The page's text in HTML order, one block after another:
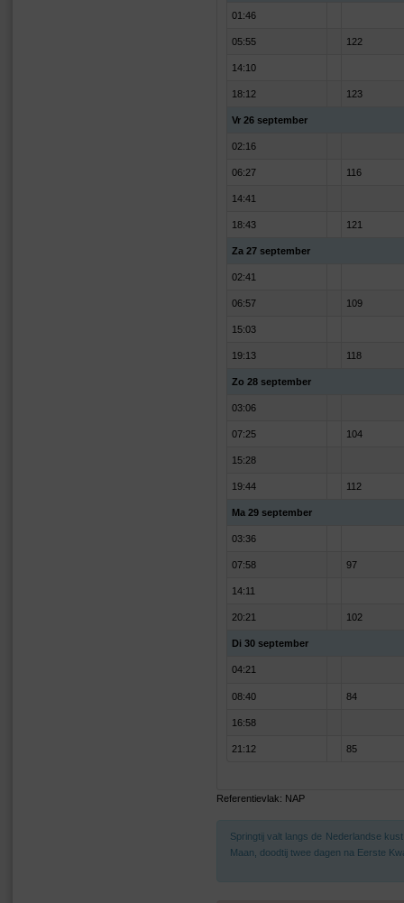
01:46
05:55 122
14:10
18:12 123
Vr 26 september
02:16
06:27 116
14:41
18:43 121
Za 27 september
02:41
06:57 109
15:03
19:13 118
Zo 28 september
03:06
07:25 104
15:28
19:44 112
Ma 29 september
03:36
07:58 97
14:11
20:21 102
Di 30 september
04:21
08:40 84
16:58
21:12 85
Referentievlak: NAP
Springtij valt langs de Nederlandse
Maan, doodtij twee dagen na Eerste